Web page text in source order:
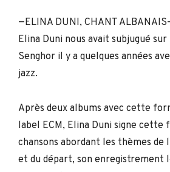
—ELINA DUNI, CHANT
Elina Duni nous avait subjugué sur
Senghor il y a quelques années
jazz.
Après deux albums avec cette
label ECM, Elina Duni signe cette
chansons abordant les thèmes de
et du départ, son enregistrement